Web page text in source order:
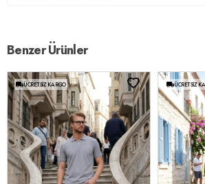
Benzer Ürünler
ÜCRETSIZ KARGO ÜCRETSIZ